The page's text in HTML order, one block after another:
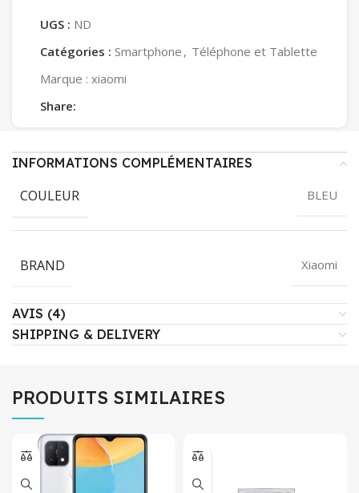
UGS : ND
Catégories : Smartphone , Téléphone et Tablette
Marque : xiaomi
Share:
INFORMATIONS COMPLÉMENTAIRES
COULEUR BLEU
BRAND Xiaomi
AVIS (4)
SHIPPING & DELIVERY
PRODUITS SIMILAIRES